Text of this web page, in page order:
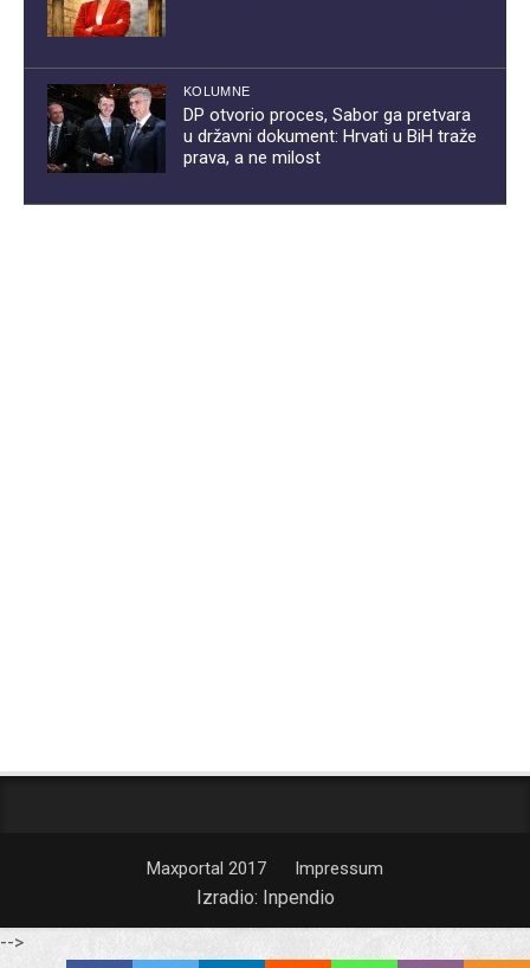
KOLUMNE
DP otvorio proces, Sabor ga pretvara
u državni dokument: Hrvati u BiH traže
prava, a ne milost
Maxportal 2017 Impressum
Izradio: Inpendio
-->